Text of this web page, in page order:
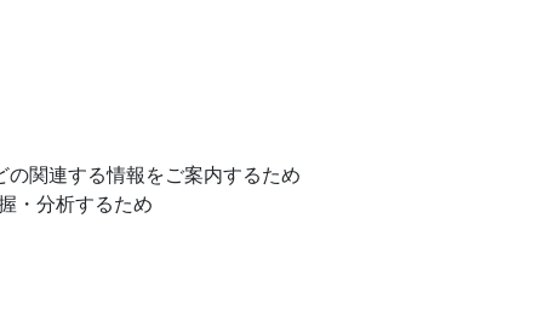
関連する情報をご案内するため
分析するため